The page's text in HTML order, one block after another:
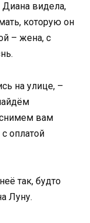
видела,
которую он
– жена, с
на улице, –
вам
оплатой
так, будто
Луну.